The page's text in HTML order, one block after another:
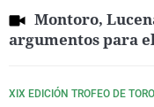
Montoro,
argumentos para
XIX EDICIÓN TROFEO DE TORO